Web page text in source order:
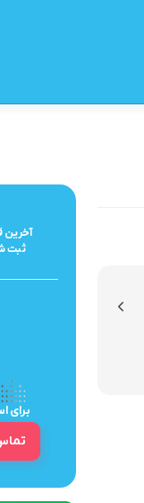
سرویس قابلمه
زودپز رو گازی
بلور و کریستال
سرویس چینی و
آخرین‌
ثبت‌
برای